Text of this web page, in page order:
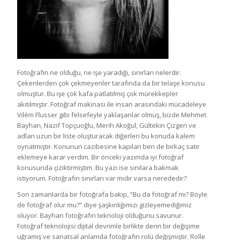
Fotoğrafın ne olduğu, ne işe yaradığı, sınırları nelerdir.
Çekenlerden çok çekmeyenler tarafında da bir telaşe konusu
olmuştur. Bu işe çok kafa patlatılmış çok mürekkepler
akıtılmıştır. Fotoğraf makinası ile insan arasındaki mücadeleye
Vilém Flusser gibi felsefeyle yaklaşanlar olmuş, bizde Mehmet
Bayhan, Nazif Topçuoğlu, Merih Akoğul, Gültekin Çizgen ve
adları uzun bir liste oluşturacak diğerleri bu konuda kalem
oynatmıştır. Konunun cazibesine kapılan ben de birkaç satır
eklemeye karar verdim. Bir önceki yazımda iyi fotoğraf
konusunda çiziktirmiştim. Bu yazı ise sınılara bakmak
istiyorum. Fotoğrafın sınırları var mıdır varsa nerededir?
Son zamanlarda bir fotoğrafa bakıp, “Bu da fotoğraf mı? Böyle
de fotoğraf olur mu?” diye şaşkınlığımızı gizleyemediğimiz
oluyor. Bayhan fotoğrafın teknoloji olduğunu savunur.
Fotoğraf teknolojisi dijital devrimle birlikte derin bir değişime
uğramış ve sanatsal anlamda fotoğrafın rolü değişmiştir. Rolle